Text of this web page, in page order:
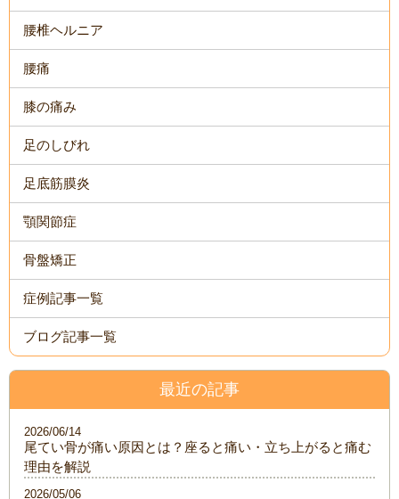
腰椎ヘルニア
腰痛
膝の痛み
足のしびれ
足底筋膜炎
顎関節症
骨盤矯正
症例記事一覧
ブログ記事一覧
最近の記事
尾てい骨が痛い原因とは？座ると痛い・立ち上がると痛む
理由を解説
2026/06/14
2026/05/06